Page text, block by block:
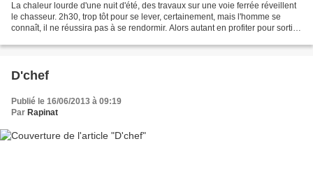
La chaleur lourde d'une nuit d'été, des travaux sur une voie ferrée réveillent
le chasseur. 2h30, trop tôt pour se lever, certainement, mais l'homme se
connaît, il ne réussira pas à se rendormir. Alors autant en profiter pour sortir
D'chef
Publié le 16/06/2013 à 09:19
Par Rapinat